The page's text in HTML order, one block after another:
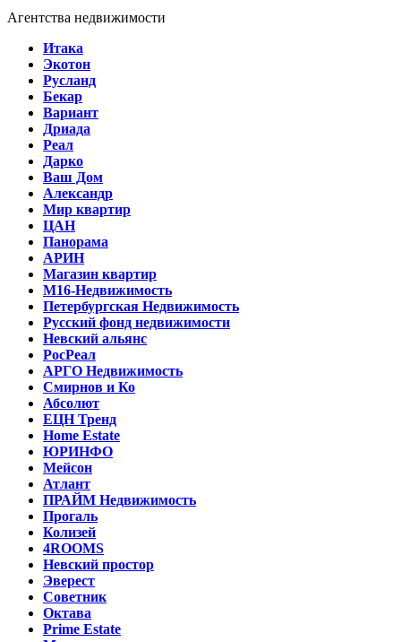
Агентства недвижимости
Итака
Экотон
Русланд
Бекар
Вариант
Дриада
Реал
Дарко
Ваш Дом
Александр
Мир квартир
ЦАН
Панорама
АРИН
Магазин квартир
М16-Недвижимость
Петербургская Недвижимость
Русский фонд недвижимости
Невский альянс
РосРеал
АРГО Недвижимость
Смирнов и Ко
Абсолют
ЕЦН Тренд
Home Estate
ЮРИНФО
Мейсон
Атлант
ПРАЙМ Недвижимость
Прогаль
Колизей
4ROOMS
Невский простор
Эверест
Советник
Октава
Prime Estate